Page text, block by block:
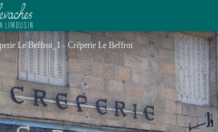
Le Beffroi_1 - Crêperie Le Beffroi